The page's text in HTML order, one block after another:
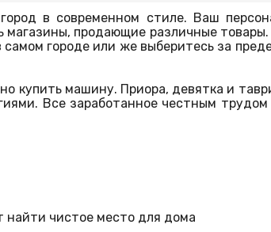
в современном стиле. Ваш
продающие различные
городе или же выберитесь за
купить машину. Приора, девятка и
Все заработанное честным
найти чистое место для дома